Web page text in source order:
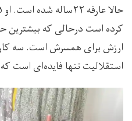
کرده است درحالی که بیشترین
ارزش برای همسرش است. سه
استقلالیت تنها فایده‌ای است